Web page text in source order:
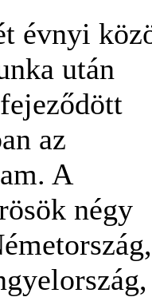
évnyi
után
az
A
négy